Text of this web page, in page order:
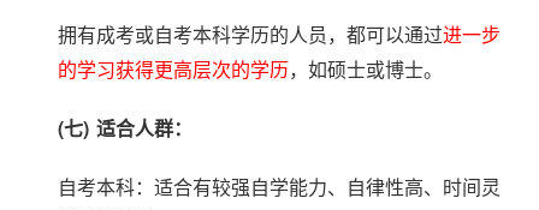
拥有成考或自考本科学历的人员，都可以通过进一步
的学习获得更高层次的学历，如硕士或博士。
(七) 适合人群：
自考本科：适合有较强自学能力、自律性高、时间灵